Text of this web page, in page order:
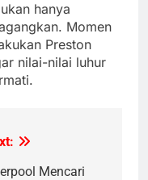
hanya
Momen
Preston
nilai-nilai luhur
Mencari